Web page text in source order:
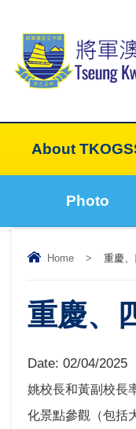
About
Photo
Home > 重慶
重慶、
Date: 02/04/2025
姚校長和黃副校長
化景點參觀（包括